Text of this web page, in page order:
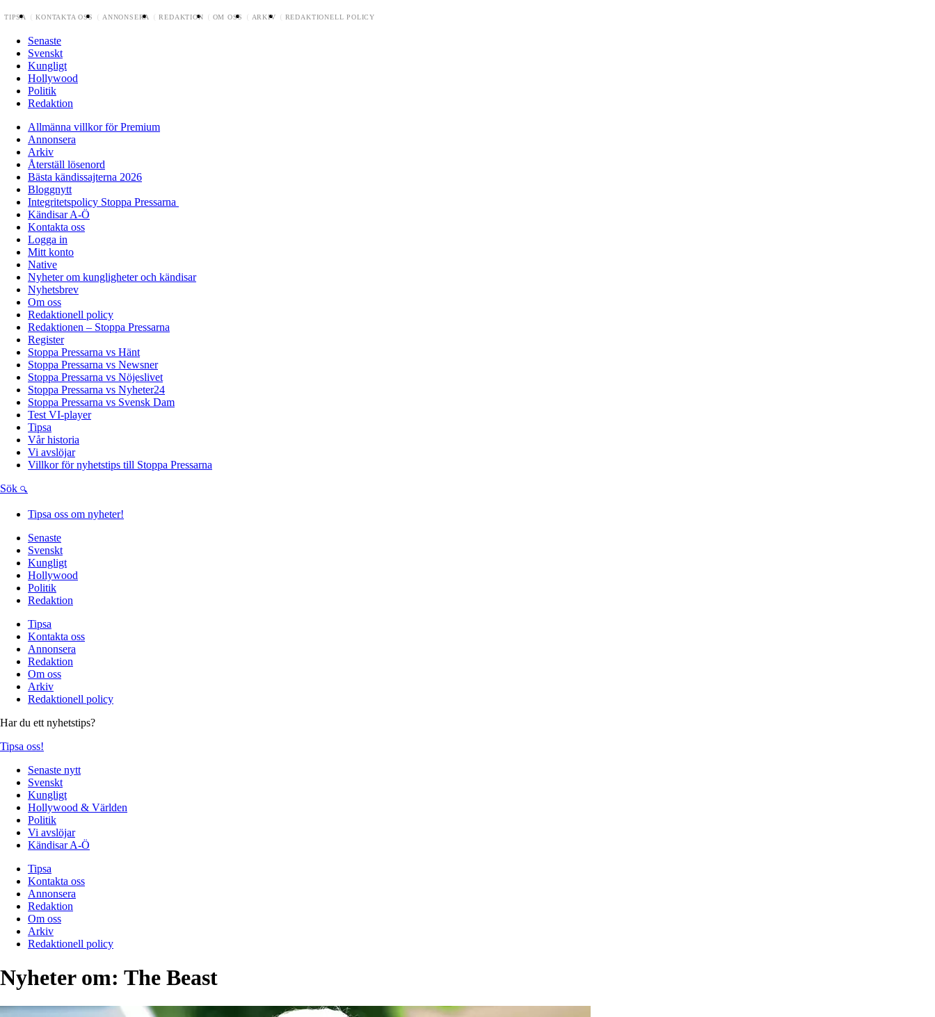
TIPSA KONTAKTA OSS ANNONSERA REDAKTION OM OSS ARKIV REDAKTIONELL POLICY
Senaste
Svenskt
Kungligt
Hollywood
Politik
Redaktion
Allmänna villkor för Premium
Annonsera
Arkiv
Återställ lösenord
Bästa kändissajterna 2026
Bloggnytt
Integritetspolicy Stoppa Pressarna
Kändisar A-Ö
Kontakta oss
Logga in
Mitt konto
Native
Nyheter om kungligheter och kändisar
Nyhetsbrev
Om oss
Redaktionell policy
Redaktionen – Stoppa Pressarna
Register
Stoppa Pressarna vs Hänt
Stoppa Pressarna vs Newsner
Stoppa Pressarna vs Nöjeslivet
Stoppa Pressarna vs Nyheter24
Stoppa Pressarna vs Svensk Dam
Test VI-player
Tipsa
Vår historia
Vi avslöjar
Villkor för nyhetstips till Stoppa Pressarna
Sök
Tipsa oss om nyheter!
Senaste
Svenskt
Kungligt
Hollywood
Politik
Redaktion
Tipsa
Kontakta oss
Annonsera
Redaktion
Om oss
Arkiv
Redaktionell policy
Har du ett nyhetstips?
Tipsa oss!
Senaste nytt
Svenskt
Kungligt
Hollywood & Världen
Politik
Vi avslöjar
Kändisar A-Ö
Tipsa
Kontakta oss
Annonsera
Redaktion
Om oss
Arkiv
Redaktionell policy
Nyheter om: The Beast